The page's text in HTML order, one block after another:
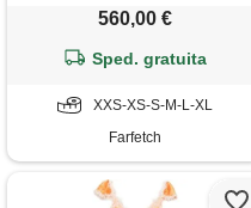
arancione
560,00 €
Sped. gratuita
XXS-XS-S-M-L-XL
Farfetch